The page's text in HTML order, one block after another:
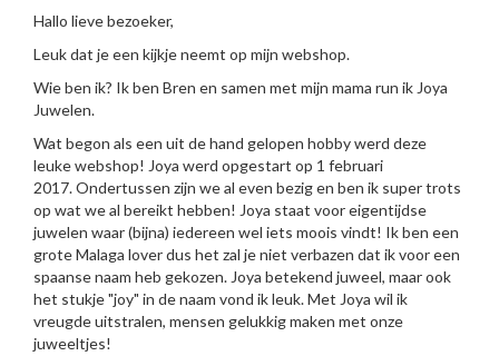
Hallo lieve bezoeker,
Leuk dat je een kijkje neemt op mijn webshop.
Wie ben ik? Ik ben Bren en samen met mijn mama run ik Joya
Juwelen.
Wat begon als een uit de hand gelopen hobby werd deze
leuke webshop! Joya werd opgestart op 1 februari
2017. Ondertussen zijn we al even bezig en ben ik super trots
op wat we al bereikt hebben! Joya staat voor eigentijdse
juwelen waar (bijna) iedereen wel iets moois vindt! Ik ben een
grote Malaga lover dus het zal je niet verbazen dat ik voor een
spaanse naam heb gekozen. Joya betekend juweel, maar ook
het stukje "joy" in de naam vond ik leuk. Met Joya wil ik
vreugde uitstralen, mensen gelukkig maken met onze
juweeltjes!